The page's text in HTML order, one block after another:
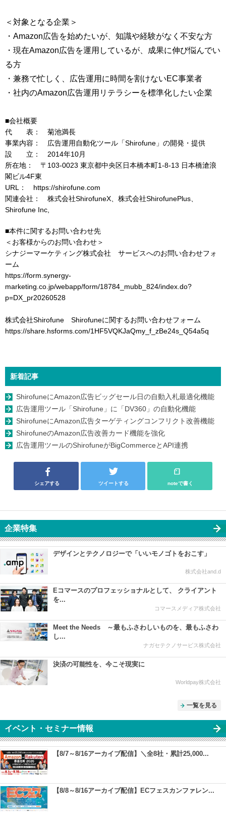
＜対象となる企業＞
・Amazon広告を始めたいが、知識や経験がなく不安な方
・現在Amazon広告を運用しているが、成果に伸び悩んでい
る方
・兼務で忙しく、広告運用に時間を割けないEC事業者
・社内のAmazon広告運用リテラシーを標準化したい企業
■会社概要
代 表： 菊池満長
事業内容： 広告運用自動化ツール「Shirofune」の開発・提供
設 立： 2014年10月
所在地： 〒103-0023 東京都中央区日本橋本町1-8-13 日本橋滄浪
閣ビル4F東
URL： https://shirofune.com
関連会社： 株式会社ShirofuneX、株式会社ShirofunePlus、
Shirofune Inc,
■本件に関するお問い合わせ先
＜お客様からのお問い合わせ＞
シナジーマーケティング株式会社 サービスへのお問い合わせフォ
ーム
https://form.synergy-
marketing.co.jp/webapp/form/18784_mubb_824/index.do?
p=DX_pr20260528
株式会社Shirofune Shirofuneに関するお問い合わせフォーム
https://share.hsforms.com/1HF5VQKJaQmy_f_zBe24s_Q54a5q
新着記事
ShirofuneにAmazon広告ビッグセール日の自動入札最適化機能
広告運用ツール「Shirofune」に「DV360」の自動化機能
ShirofuneにAmazon広告ターゲティングコンフリクト改善機能
ShirofuneのAmazon広告改善カード機能を強化
広告運用ツールのShirofuneがBigCommerceとAPI連携
シェアする ツイートする noteで書く
企業特集
デザインとテクノロジーで「いいモノゴトをおこす」
株式会社and.d
Eコマースのプロフェッショナルとして、 クライアント
を...
コマースメディア株式会社
Meet the Needs ～最もふさわしいものを、最もふさわ
し...
ナガセテクノサービス株式会社
決済の可能性を、今こそ現実に
Worldpay株式会社
一覧を見る
イベント・セミナー情報
【8/7～8/16アーカイブ配信】＼全8社・累計25,000...
【8/8～8/16アーカイブ配信】ECフェスカンファレン...